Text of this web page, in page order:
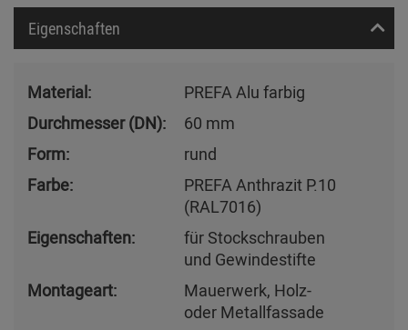
Eigenschaften
Material:
PREFA Alu farbig
Durchmesser (DN):
60 mm
Form:
rund
Farbe:
PREFA Anthrazit P.10
(RAL7016)
Eigenschaften:
für Stockschrauben
und Gewindestifte
Montageart:
Mauerwerk, Holz-
oder Metallfassade